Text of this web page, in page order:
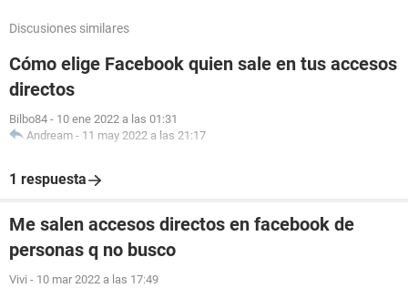
Discusiones similares
Cómo elige Facebook quien sale en tus accesos
directos
Bilbo84 - 10 ene 2022 a las 01:31
Andream - 11 may 2022 a las 21:17
1 respuesta
Me salen accesos directos en facebook de
personas q no busco
Vivi - 10 mar 2022 a las 17:49